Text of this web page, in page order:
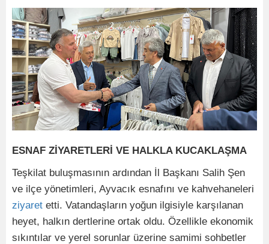
ESNAF ZİYARETLERİ VE HALKLA KUCAKLAŞMA
​Teşkilat buluşmasının ardından İl Başkanı Salih Şen
ve ilçe yönetimleri, Ayvacık esnafını ve kahvehaneleri
ziyaret etti. Vatandaşların yoğun ilgisiyle karşılanan
heyet, halkın dertlerine ortak oldu. Özellikle ekonomik
sıkıntılar ve yerel sorunlar üzerine samimi sohbetler